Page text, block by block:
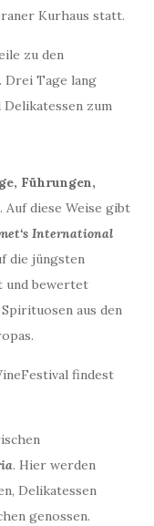
Kurhaus statt.
zu den
. Drei Tage lang
zum
Führungen,
. Auf diese Weise gibt
International
die jüngsten
und bewertet
aus den
findest
. Hier werden
Delikatessen
genossen.